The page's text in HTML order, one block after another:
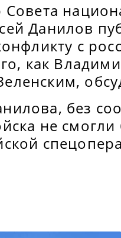
Совета
Данилов
с
как
без
не